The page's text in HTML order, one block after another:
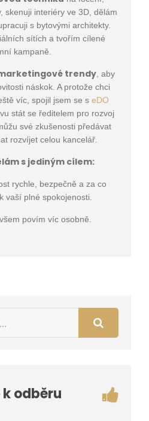
skenuji interiéry ve 3D, dělám
s bytovými architekty.
sítích a tvořím cílené
kampaně.
trendy, aby
náskok. A protože chci
víc, spojil jsem se s eDO
stát se ředitelem pro rozvoj
své zkušenosti předávat
rozvíjet celou kancelář.
s jediným cílem:
rychle, bezpečně a za co
vaší plné spokojenosti.
povím víc osobně.
odběru